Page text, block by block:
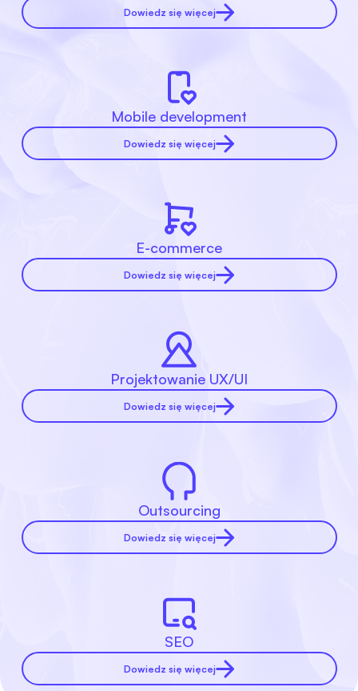
Dowiedz się więcej
Mobile development
Dowiedz się więcej
E-commerce
Dowiedz się więcej
Projektowanie UX/UI
Dowiedz się więcej
Outsourcing
Dowiedz się więcej
SEO
Dowiedz się więcej